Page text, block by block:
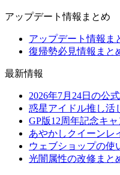
アップデート情報まとめ
アップデート情報ま
復帰勢必見情報まと
最新情報
2026年7月24日の公
惑星アイドル推し活
GP版12周年記念キ
あやかしクイーンレ
ウェブショップの使
光闇属性の改修まと